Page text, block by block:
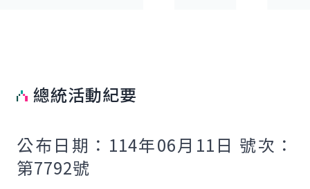
總統活動紀要
公布日期：114年06月11日 號次：
第7792號